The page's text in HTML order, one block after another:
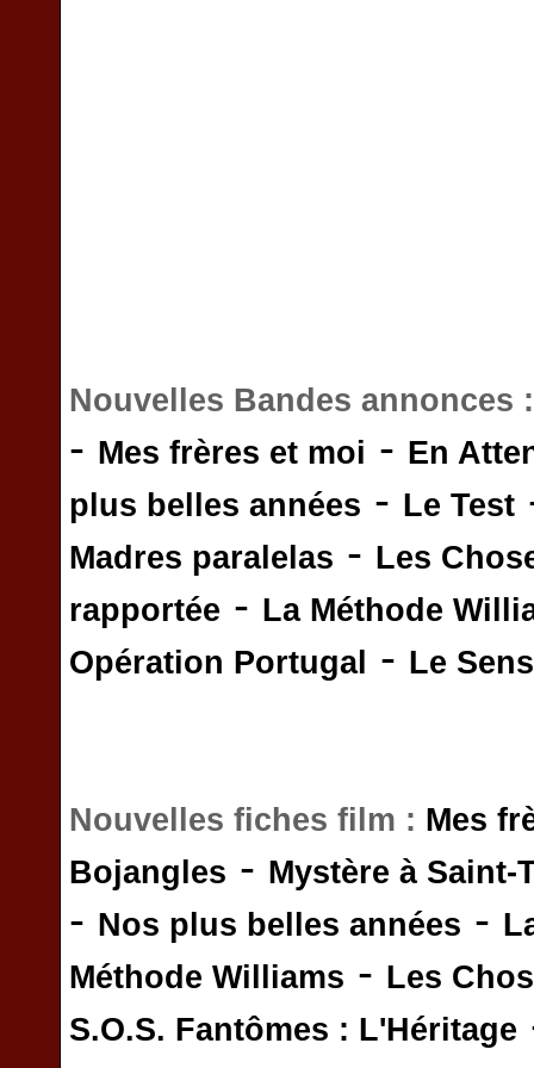
Nouvelles Bandes annonces
- Mes frères et moi - En
plus belles années - Le Test
Madres paralelas - Les
rapportée - La Méthode
Opération Portugal
- Le
Nouvelles fiches film : Mes
Bojangles - Mystère à Saint-
- Nos plus belles années -
Méthode Williams - Les
S.O.S. Fantômes : L'Héritage